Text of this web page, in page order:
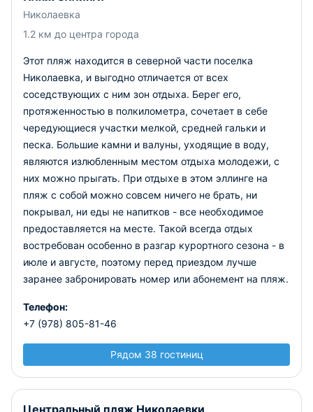
Николаевка
1.2 км до центра города
Этот пляж находится в северной части поселка
Николаевка, и выгодно отличается от всех
соседствующих с ним зон отдыха. Берег его,
протяженностью в полкилометра, сочетает в себе
чередующиеся участки мелкой, средней гальки и
песка. Большие камни и валуны, уходящие в воду,
являются излюбленным местом отдыха молодежи, с
них можно прыгать. При отдыхе в этом эллинге на
пляж с собой можно совсем ничего не брать, ни
покрывал, ни еды не напитков - все необходимое
предоставляется на месте. Такой всегда отдых
востребован особенно в разгар курортного сезона - в
июле и августе, поэтому перед приездом лучше
заранее забронировать номер или абонемент на пляж.
Телефон:
+7 (978) 805-81-46
Рядом 38 гостиниц
Центральный пляж Николаевки